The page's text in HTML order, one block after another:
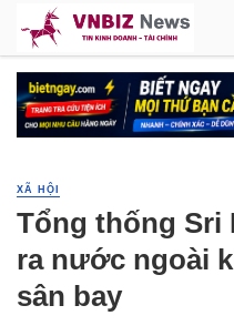
XÃ HỘI
Tổng thống Sri
ra nước ngoài
sân bay